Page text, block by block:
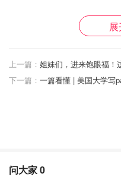
博德之门 3 (Baldur's
发布：2023 年 9 月 7 日
上一篇：
下一篇： 一篇看懂 | 美国大学写
问大家0